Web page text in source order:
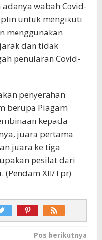
adanya wabah Covid-
untuk mengikuti
menggunakan
dan tidak
penularan Covid-
penyerahan
berupa Piagam
kepada
juara pertama
juara ke tiga
pesilat dari
(Pendam XII/Tpr)
Pos berikutnya